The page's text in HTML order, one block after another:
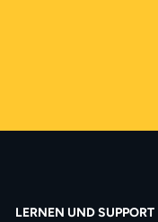
LERNEN UND SUPPORT